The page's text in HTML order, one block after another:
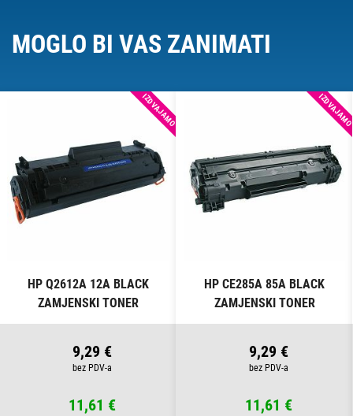
MOGLO BI VAS ZANIMATI
IZDVAJAMO
HP Q2612A 12A BLACK
ZAMJENSKI TONER
9,29 €
11,61 €
HP CE285A 85A BLACK
ZAMJENSKI TONER
9,29 €
11,61 €